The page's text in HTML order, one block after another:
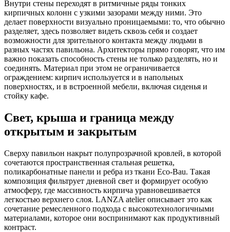
Внутри стены переходят в ритмичные ряды тонких
кирпичных колонн с узкими зазорами между ними. Это
делает поверхности визуально проницаемыми: то, что обычно
разделяет, здесь позволяет видеть сквозь себя и создает
возможности для зрительного контакта между людьми в
разных частях павильона. Архитекторы прямо говорят, что им
важно показать способность стены не только разделять, но и
соединять. Материал при этом не ограничивается
ограждением: кирпич используется и в напольных
поверхностях, и в встроенной мебели, включая сиденья и
стойку кафе.
Свет, крыша и граница между
открытым и закрытым
Сверху павильон накрыт полупрозрачной кровлей, в которой
сочетаются пространственная стальная решетка,
поликарбонатные панели и ребра из ткани Eco-Bau. Такая
композиция фильтрует дневной свет и формирует особую
атмосферу, где массивность кирпича уравновешивается
легкостью верхнего слоя. LANZA atelier описывает это как
сочетание ремесленного подхода с высокотехнологичными
материалами, которое они воспринимают как продуктивный
контраст.